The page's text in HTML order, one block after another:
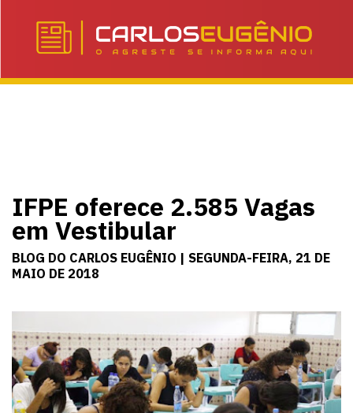
IFPE oferece 2.585 Vagas
em Vestibular
BLOG DO CARLOS EUGÊNIO | SEGUNDA-FEIRA, 21 DE
MAIO DE 2018